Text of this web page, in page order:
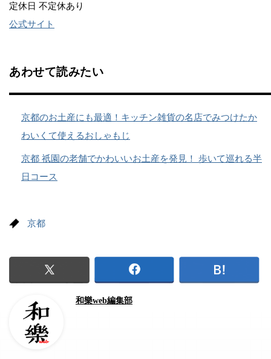
定休日 不定休あり
公式サイト
あわせて読みたい
京都のお土産にも最適！キッチン雑貨の名店でみつけたか
わいくて使えるおしゃもじ
京都 祇園の老舗でかわいいお土産を発見！ 歩いて巡れる半
日コース
京都
和樂web編集部